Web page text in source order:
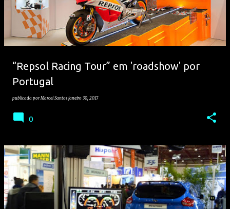
“Repsol Racing Tour” em 'roadshow' por
Portugal
publicada porMarcel Santos janeiro 30, 2017
0